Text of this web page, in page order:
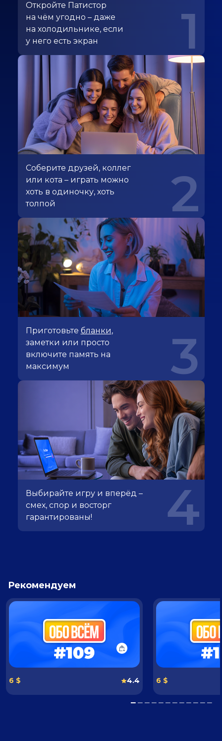
Откройте Патистор
на чём угодно – даже
на холодильнике, если
у него есть экран
1
Соберите друзей, коллег
или кота – играть можно
хоть в одиночку, хоть
толпой
2
Приготовьте бланки,
заметки или просто
включите память на
максимум
3
Выбирайте игру и вперёд –
смех, спор и восторг
гарантированы!
4
Рекомендуем
6 $ 4.4 6 $